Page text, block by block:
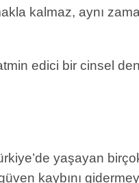
kalmaz, aynı
edici bir cinsel
yaşayan
kaybını